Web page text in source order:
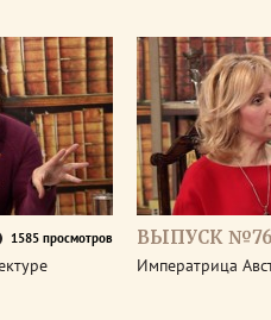
1585 просмотров ВЫПУСК
Императрица